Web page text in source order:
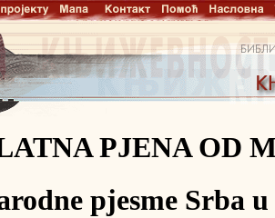
PJENA OD
pjesme Srba